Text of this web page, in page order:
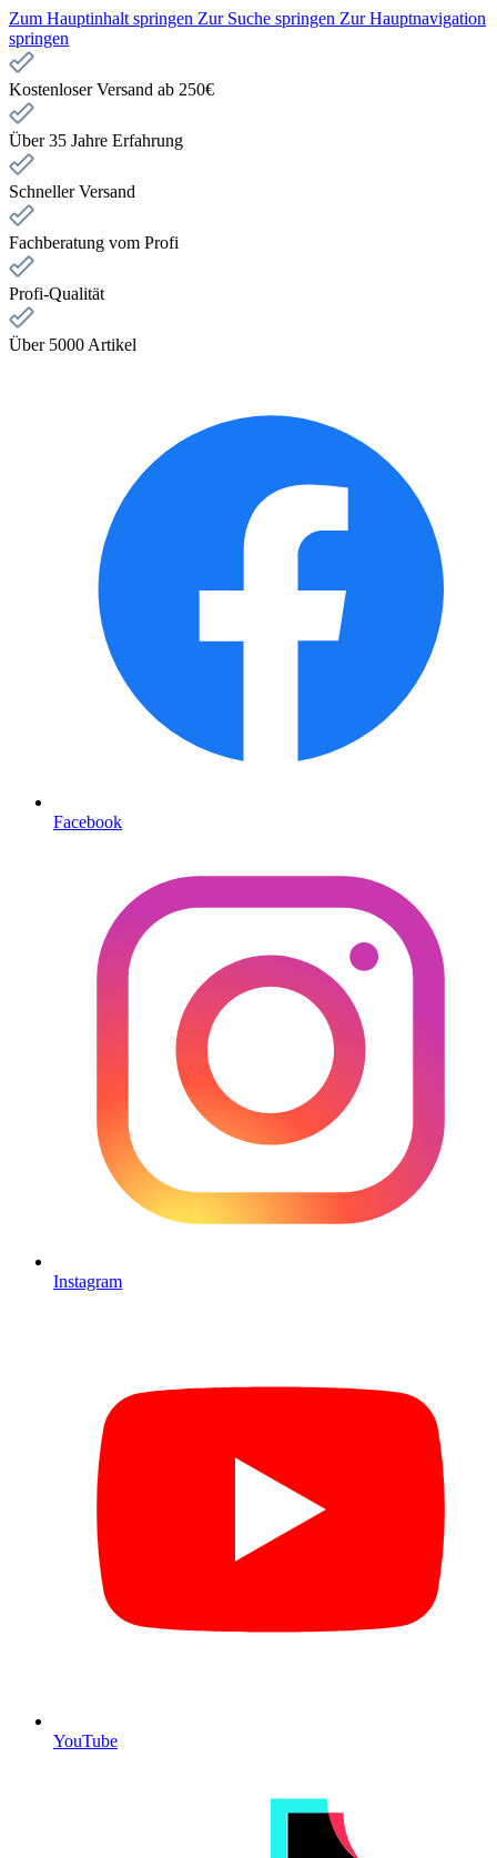
Zum Hauptinhalt springen Zur Suche springen Zur Hauptnavigation
springen
Kostenloser Versand ab 250€
Über 35 Jahre Erfahrung
Schneller Versand
Fachberatung vom Profi
Profi-Qualität
Über 5000 Artikel
Facebook
Instagram
YouTube